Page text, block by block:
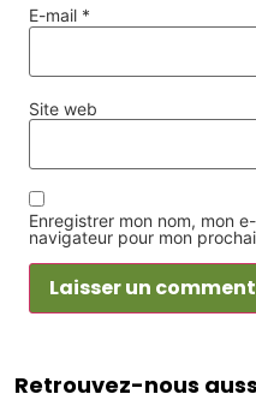
E-mail *
Site web
Enregistrer mon nom, mon
navigateur pour mon
Retrouvez-nous